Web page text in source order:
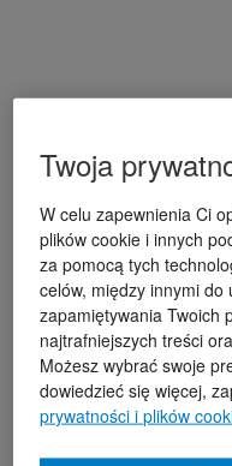
Twoja
W celu zapewnienia Ci
plików cookie i innych
za pomocą tych
celów, między innymi
zapamiętywania Twoich
najtrafniejszych treści
Możesz wybrać swoje
dowiedzieć się więcej,
prywatności i plików